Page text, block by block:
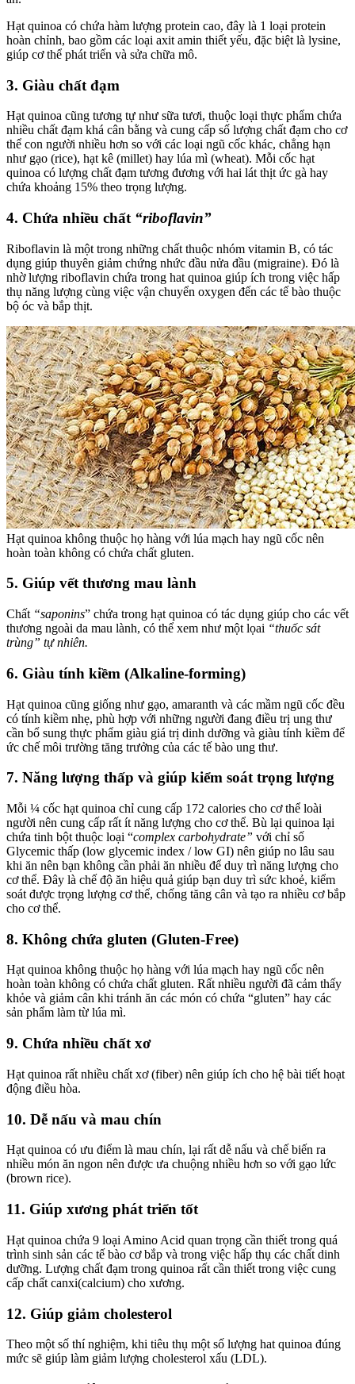
Hạt quinoa có chứa hàm lượng protein cao, đây là 1 loại protein
hoàn chỉnh, bao gồm các loại axit amin thiết yếu, đặc biệt là lysine,
giúp cơ thể phát triển và sửa chữa mô.
3. Giàu chất đạm
Hạt quinoa cũng tương tự như sữa tươi, thuộc loại thực phẩm chứa
nhiều chất đạm khá cân bằng và cung cấp số lượng chất đạm cho cơ
thể con người nhiều hơn so với các loại ngũ cốc khác, chẳng hạn
như gạo (rice), hạt kê (millet) hay lúa mì (wheat). Mỗi cốc hạt
quinoa có lượng chất đạm tương đương với hai lát thịt ức gà hay
chứa khoảng 15% theo trọng lượng.
4. Chứa nhiều chất “riboflavin”
Riboflavin là một trong những chất thuộc nhóm vitamin B, có tác
dụng giúp thuyên giảm chứng nhức đầu nửa đầu (migraine). Đó là
nhờ lượng riboflavin chứa trong hat quinoa giúp ích trong việc hấp
thụ năng lượng cùng việc vận chuyển oxygen đến các tế bào thuộc
bộ óc và bắp thịt.
Hạt quinoa không thuộc họ hàng với lúa mạch hay ngũ cốc nên
hoàn toàn không có chứa chất gluten.
5. Giúp vết thương mau lành
Chất “saponins” chứa trong hạt quinoa có tác dụng giúp cho các vết
thương ngoài da mau lành, có thể xem như một lọai “thuốc sát
trùng” tự nhiên.
6. Giàu tính kiềm (Alkaline-forming)
Hạt quinoa cũng giống như gạo, amaranth và các mầm ngũ cốc đều
có tính kiềm nhẹ, phù hợp với những người đang điều trị ung thư
cần bổ sung thực phẩm giàu giá trị dinh dưỡng và giàu tính kiềm để
ức chế môi trường tăng trưởng của các tế bào ung thư.
7. Năng lượng thấp và giúp kiểm soát trọng lượng
Mỗi ¼ cốc hạt quinoa chỉ cung cấp 172 calories cho cơ thể loài
người nên cung cấp rất ít năng lượng cho cơ thể. Bù lại quinoa lại
chứa tinh bột thuộc loại “complex carbohydrate” với chỉ số
Glycemic thấp (low glycemic index / low GI) nên giúp no lâu sau
khi ăn nên bạn không cần phải ăn nhiều để duy trì năng lượng cho
cơ thể. Đây là chế độ ăn hiệu quả giúp bạn duy trì sức khoẻ, kiểm
soát được trọng lượng cơ thể, chống tăng cân và tạo ra nhiều cơ bắp
cho cơ thể.
8. Không chứa gluten (Gluten-Free)
Hạt quinoa không thuộc họ hàng với lúa mạch hay ngũ cốc nên
hoàn toàn không có chứa chất gluten. Rất nhiều người đã cảm thấy
khỏe và giảm cân khi tránh ăn các món có chứa “gluten” hay các
sản phẩm làm từ lúa mì.
9. Chứa nhiều chất xơ
Hạt quinoa rất nhiều chất xơ (fiber) nên giúp ích cho hệ bài tiết hoạt
động điều hòa.
10. Dễ nấu và mau chín
Hạt quinoa có ưu điểm là mau chín, lại rất dễ nấu và chế biến ra
nhiều món ăn ngon nên được ưa chuộng nhiều hơn so với gạo lức
(brown rice).
11. Giúp xương phát triển tốt
Hạt quinoa chứa 9 loại Amino Acid quan trọng cần thiết trong quá
trình sinh sản các tế bào cơ bắp và trong việc hấp thụ các chất dinh
dưỡng. Lượng chất đạm trong quinoa rất cần thiết trong việc cung
cấp chất canxi(calcium) cho xương.
12. Giúp giảm cholesterol
Theo một số thí nghiệm, khi tiêu thụ một số lượng hat quinoa đúng
mức sẽ giúp làm giảm lượng cholesterol xấu (LDL).